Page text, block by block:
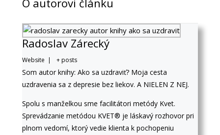
O autorovi článku
Radoslav Zárecký
Website | + posts
Som autor knihy: Ako sa uzdraviť? Moja cesta
uzdravenia sa z depresie bez liekov. A NIELEN Z NEJ.
Spolu s manželkou sme facilitátori metódy Kvet.
Sprevádzanie metódou KVET® je láskavý rozhovor pri
plnom vedomí, ktorý vedie klienta k pochopeniu